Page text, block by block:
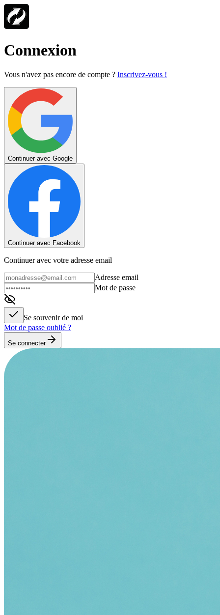
Connexion
Vous n'avez pas encore de compte ? Inscrivez-vous !
Continuer avec Google
Continuer avec Facebook
Continuer avec votre adresse email
Adresse email
Mot de passe
Se souvenir de moi
Mot de passe oublié ?
Se connecter